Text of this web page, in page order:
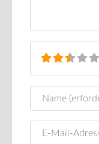
Name
E-Mail